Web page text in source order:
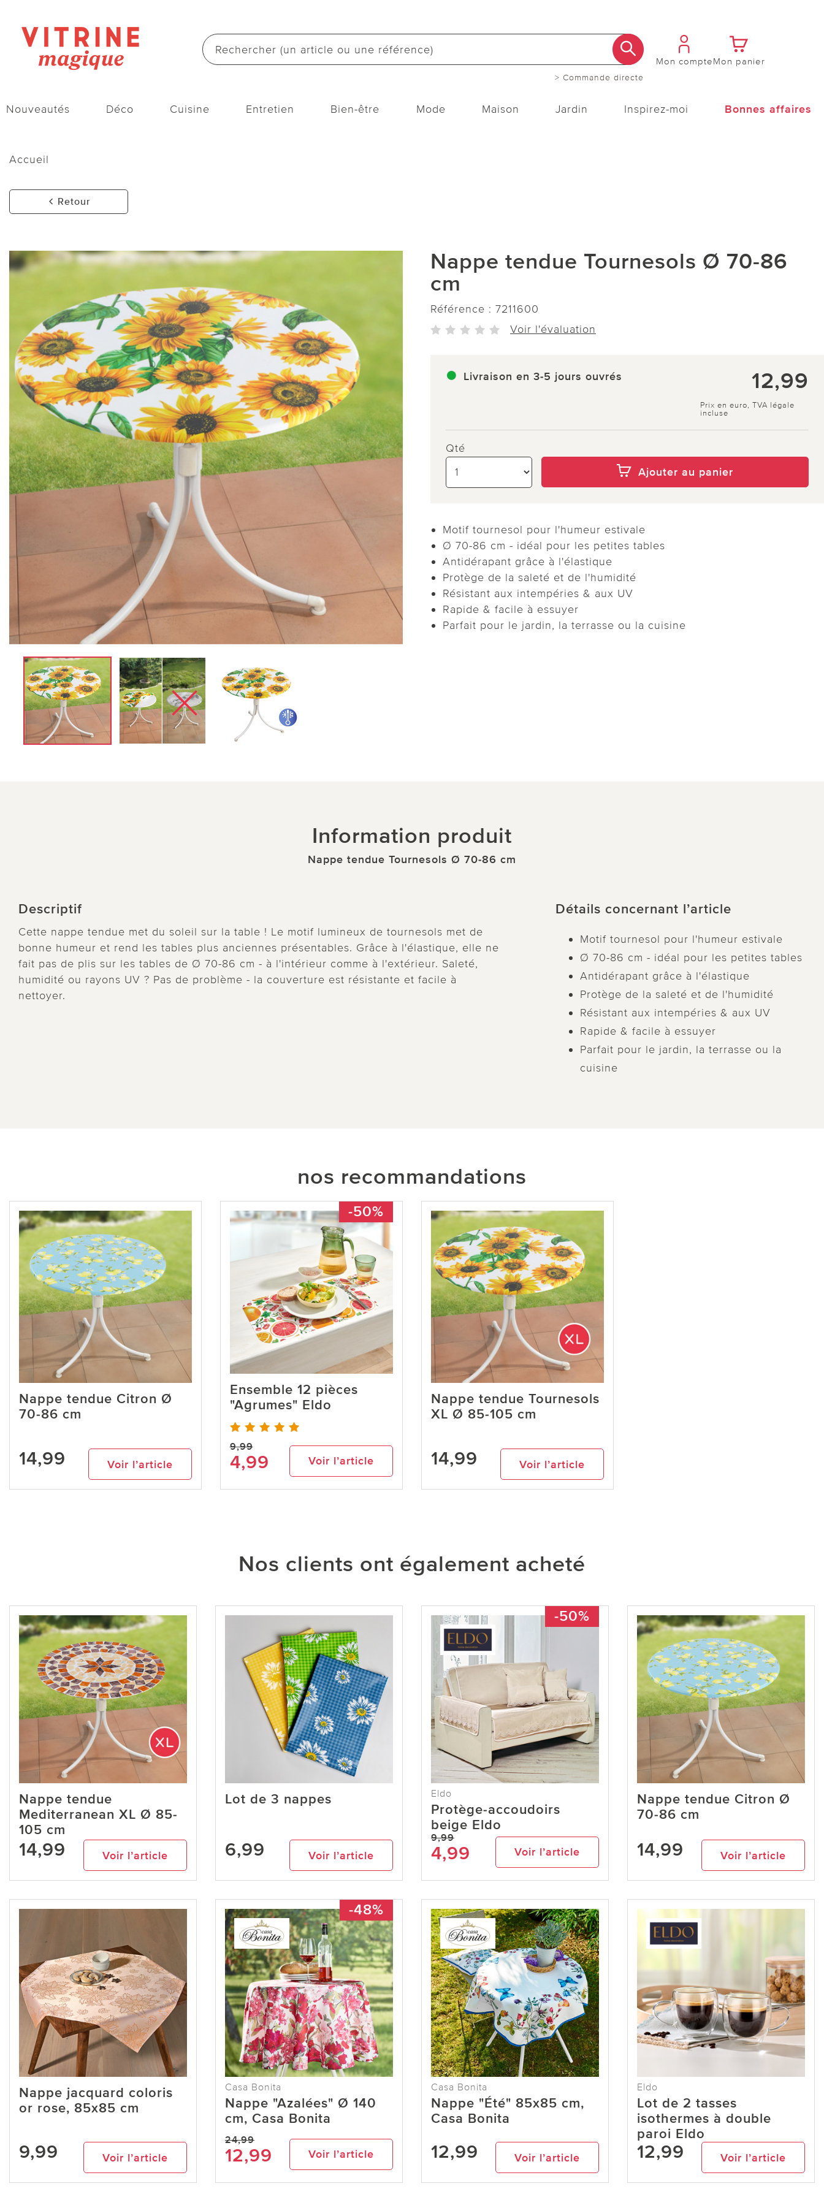
> Commande directe
Mon compteMon panier
Nouveautés Déco Cuisine Entretien Bien-être Mode Maison Jardin Inspirez-moi Bonnes affaires
Accueil
Retour
Nappe tendue Tournesols Ø 70-86
cm
Référence : 7211600
Voir l'évaluation
Livraison en 3-5 jours ouvrés 12,99
Prix en euro, TVA légale
incluse
Qté
Ajouter au panier
Motif tournesol pour l'humeur estivale
Ø 70-86 cm - idéal pour les petites tables
Antidérapant grâce à l'élastique
Protège de la saleté et de l'humidité
Résistant aux intempéries & aux UV
Rapide & facile à essuyer
Parfait pour le jardin, la terrasse ou la cuisine
Information produit
Nappe tendue Tournesols Ø 70-86 cm
Descriptif
Cette nappe tendue met du soleil sur la table ! Le motif lumineux de tournesols met de
bonne humeur et rend les tables plus anciennes présentables. Grâce à l'élastique, elle ne
fait pas de plis sur les tables de Ø 70-86 cm - à l'intérieur comme à l'extérieur. Saleté,
humidité ou rayons UV ? Pas de problème - la couverture est résistante et facile à
nettoyer.
Détails concernant l’article
Motif tournesol pour l'humeur estivale
Ø 70-86 cm - idéal pour les petites tables
Antidérapant grâce à l'élastique
Protège de la saleté et de l'humidité
Résistant aux intempéries & aux UV
Rapide & facile à essuyer
Parfait pour le jardin, la terrasse ou la
cuisine
nos recommandations
Nappe tendue Citron Ø
70-86 cm
14,99 Voir l’article
-50%
Ensemble 12 pièces
"Agrumes" Eldo
9,99
4,99 Voir l’article
Nappe tendue Tournesols
XL Ø 85-105 cm
14,99 Voir l’article
Nos clients ont également acheté
Nappe tendue
Mediterranean XL Ø 85-
105 cm
14,99 Voir l’article
Lot de 3 nappes
6,99 Voir l’article
-50%
Eldo
Protège-accoudoirs
beige Eldo
9,99
4,99 Voir l’article
Nappe tendue Citron Ø
70-86 cm
14,99 Voir l’article
Nappe jacquard coloris
or rose, 85x85 cm
9,99 Voir l’article
-48%
Casa Bonita
Nappe "Azalées" Ø 140
cm, Casa Bonita
24,99
12,99 Voir l’article
Casa Bonita
Nappe "Été" 85x85 cm,
Casa Bonita
12,99 Voir l’article
Eldo
Lot de 2 tasses
isothermes à double
paroi Eldo
12,99 Voir l’article